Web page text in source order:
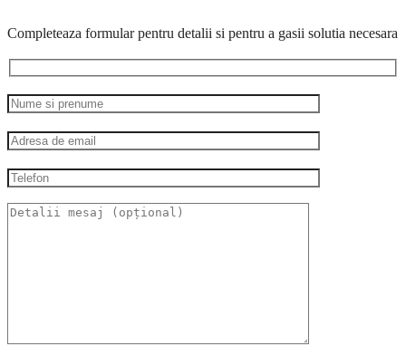
Completeaza formular pentru detalii si pentru a gasii solutia necesara